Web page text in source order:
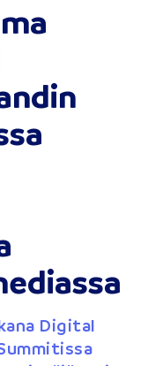
Digital